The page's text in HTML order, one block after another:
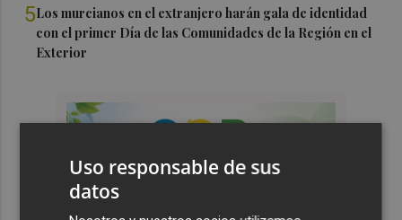
5Los murcianos en el extranjero harán gala de identidad
con el primer Día de las Comunidades de la Región en el
Exterior
Uso responsable de sus
datos